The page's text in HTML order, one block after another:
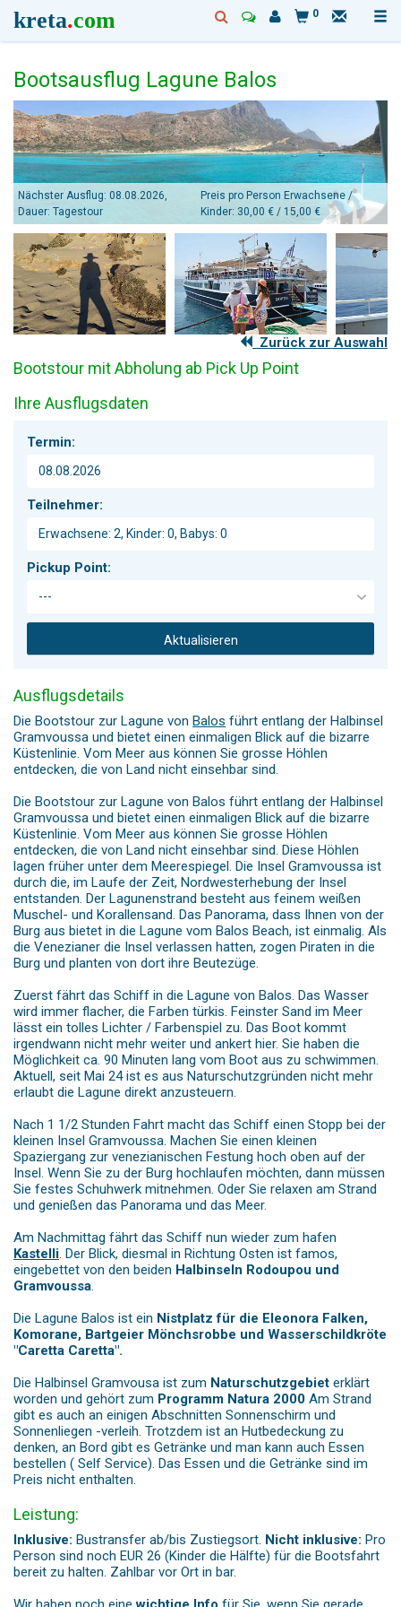
kreta.com 0
Bootsausflug Lagune Balos
Nächster Ausflug: 08.08.2026,
Dauer: Tagestour
Preis pro Person Erwachsene /
Kinder: 30,00 € / 15,00 €
Bootstour mit Abholung ab Pick Up Point
Zurück zur Auswahl
Ihre Ausflugsdaten
Termin:
Teilnehmer:
Pickup Point:
Aktualisieren
Ausflugsdetails
Die Bootstour zur Lagune von Balos führt entlang der Halbinsel
Gramvoussa und bietet einen einmaligen Blick auf die bizarre
Küstenlinie. Vom Meer aus können Sie grosse Höhlen
entdecken, die von Land nicht einsehbar sind.
Die Bootstour zur Lagune von Balos führt entlang der Halbinsel
Gramvoussa und bietet einen einmaligen Blick auf die bizarre
Küstenlinie. Vom Meer aus können Sie grosse Höhlen
entdecken, die von Land nicht einsehbar sind. Diese Höhlen
lagen früher unter dem Meerespiegel. Die Insel Gramvoussa ist
durch die, im Laufe der Zeit, Nordwesterhebung der Insel
entstanden. Der Lagunenstrand besteht aus feinem weißen
Muschel- und Korallensand. Das Panorama, dass Ihnen von der
Burg aus bietet in die Lagune vom Balos Beach, ist einmalig. Als
die Venezianer die Insel verlassen hatten, zogen Piraten in die
Burg und planten von dort ihre Beutezüge.
Zuerst fährt das Schiff in die Lagune von Balos. Das Wasser
wird immer flacher, die Farben türkis. Feinster Sand im Meer
lässt ein tolles Lichter / Farbenspiel zu. Das Boot kommt
irgendwann nicht mehr weiter und ankert hier. Sie haben die
Möglichkeit ca. 90 Minuten lang vom Boot aus zu schwimmen.
Aktuell, seit Mai 24 ist es aus Naturschutzgründen nicht mehr
erlaubt die Lagune direkt anzusteuern.
Nach 1 1/2 Stunden Fahrt macht das Schiff einen Stopp bei der
kleinen Insel Gramvoussa. Machen Sie einen kleinen
Spaziergang zur venezianischen Festung hoch oben auf der
Insel. Wenn Sie zu der Burg hochlaufen möchten, dann müssen
Sie festes Schuhwerk mitnehmen. Oder Sie relaxen am Strand
und genießen das Panorama und das Meer.
Am Nachmittag fährt das Schiff nun wieder zum hafen
Kastelli. Der Blick, diesmal in Richtung Osten ist famos,
eingebettet von den beiden Halbinseln Rodoupou und
Gramvoussa.
Die Lagune Balos ist ein Nistplatz für die Eleonora Falken,
Komorane, Bartgeier Mönchsrobbe und Wasserschildkröte
"Caretta Caretta".
Die Halbinsel Gramvousa ist zum Naturschutzgebiet erklärt
worden und gehört zum Programm Natura 2000 Am Strand
gibt es auch an einigen Abschnitten Sonnenschirm und
Sonnenliegen -verleih. Trotzdem ist an Hutbedeckung zu
denken, an Bord gibt es Getränke und man kann auch Essen
bestellen ( Self Service). Das Essen und die Getränke sind im
Preis nicht enthalten.
Leistung:
Inklusive: Bustransfer ab/bis Zustiegsort. Nicht inklusive: Pro
Person sind noch EUR 26 (Kinder die Hälfte) für die Bootsfahrt
bereit zu halten. Zahlbar vor Ort in bar.